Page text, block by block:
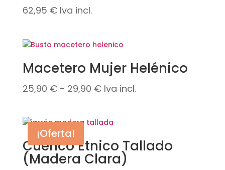
62,95 € Iva incl.
Macetero Mujer Helénico
25,90 € - 29,90 €Rango
precios:
25,90 €
hasta
Iva incl.
¡Oferta!
Cuenco Étnico Tallado
(Madera Clara)